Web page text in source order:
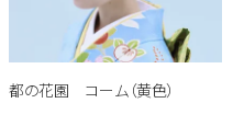
都の花園 コーム（黄色）